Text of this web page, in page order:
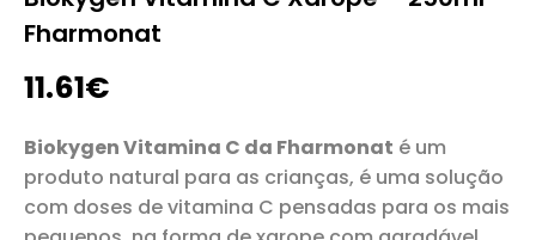
Fharmonat
11.61€
Biokygen Vitamina C da Fharmonat é um
produto natural para as crianças, é uma solução
com doses de vitamina C pensadas para os mais